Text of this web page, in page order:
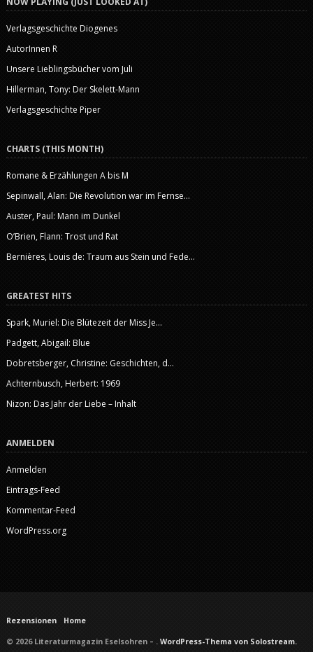
Verlagsgeschichte Diogenes
AutorInnen R
Unsere Lieblingsbücher vom Juli
Hillerman, Tony: Der Skelett-Mann
Verlagsgeschichte Piper
CHARTS (THIS MONTH)
Romane & Erzählungen A bis M
Sepinwall, Alan: Die Revolution war im Fernse...
Auster, Paul: Mann im Dunkel
O’Brien, Flann: Trost und Rat
Bernières, Louis de: Traum aus Stein und Fede...
GREATEST HITS
Spark, Muriel: Die Blütezeit der Miss Je...
Padgett, Abigail: Blue
Dobretsberger, Christine: Geschichten, d...
Achternbusch, Herbert: 1969
Nizon: Das Jahr der Liebe – Inhalt
ANMELDEN
Anmelden
Eintrags-Feed
Kommentar-Feed
WordPress.org
Rezensionen Home
© 2026 Literaturmagazin Eselsohren – . WordPress-Thema von Solostream.